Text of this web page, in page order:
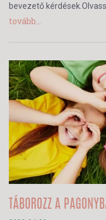
bevezető
tovább...
TÁBOROZZ A